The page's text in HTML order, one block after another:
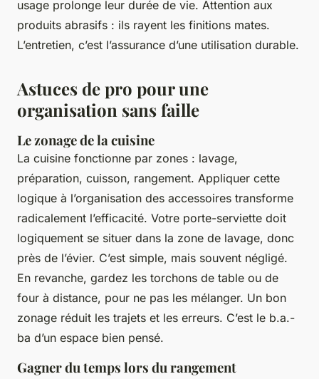
usage prolonge leur durée de vie. Attention aux
produits abrasifs : ils rayent les finitions mates.
L’entretien, c’est l’assurance d’une utilisation durable.
Astuces de pro pour une
organisation sans faille
Le zonage de la cuisine
La cuisine fonctionne par zones : lavage,
préparation, cuisson, rangement. Appliquer cette
logique à l’organisation des accessoires transforme
radicalement l’efficacité. Votre porte-serviette doit
logiquement se situer dans la zone de lavage, donc
près de l’évier. C’est simple, mais souvent négligé.
En revanche, gardez les torchons de table ou de
four à distance, pour ne pas les mélanger. Un bon
zonage réduit les trajets et les erreurs. C’est le b.a.-
ba d’un espace bien pensé.
Gagner du temps lors du rangement